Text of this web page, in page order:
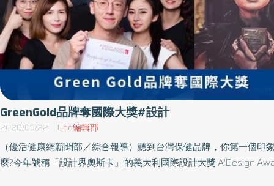
GreenGold品牌奪國際大獎#設計
2020/05/22 Uho編輯部
（優活健康網新聞部／綜合報導）聽到台灣保健品牌，你第一個印
麼?今年號稱「設計界奧斯卡」的義大利國際設計大獎 A'Design